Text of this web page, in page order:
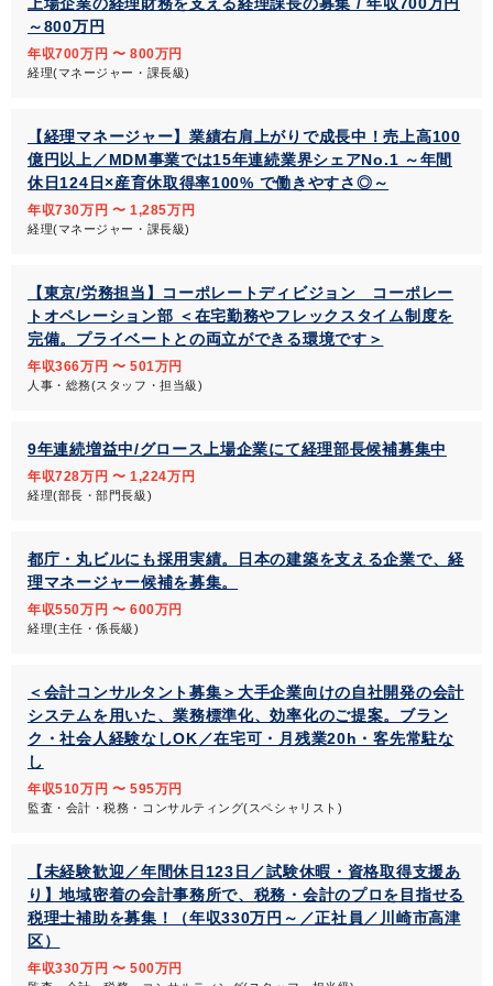
～800万円
年収700万円 〜 800万円
経理(マネージャー・課長級)
【経理マネージャー】業績右肩上がりで成長中！売上高100
億円以上／MDM事業では15年連続業界シェアNo.1 ～年間
休日124日×産育休取得率100% で働きやすさ◎～
年収730万円 〜 1,285万円
経理(マネージャー・課長級)
【東京/労務担当】コーポレートディビジョン コーポレー
トオペレーション部 ＜在宅勤務やフレックスタイム制度を
完備。プライベートとの両立ができる環境です＞
年収366万円 〜 501万円
人事・総務(スタッフ・担当級)
9年連続増益中/グロース上場企業にて経理部長候補募集中
年収728万円 〜 1,224万円
経理(部長・部門長級)
都庁・丸ビルにも採用実績。日本の建築を支える企業で、経
理マネージャー候補を募集。
年収550万円 〜 600万円
経理(主任・係長級)
＜会計コンサルタント募集＞大手企業向けの自社開発の会計
システムを用いた、業務標準化、効率化のご提案。ブラン
ク・社会人経験なしOK／在宅可・月残業20h・客先常駐な
し
年収510万円 〜 595万円
監査・会計・税務・コンサルティング(スペシャリスト)
【未経験歓迎／年間休日123日／試験休暇・資格取得支援あ
り】地域密着の会計事務所で、税務・会計のプロを目指せる
税理士補助を募集！（年収330万円～／正社員／川崎市高津
区）
年収330万円 〜 500万円